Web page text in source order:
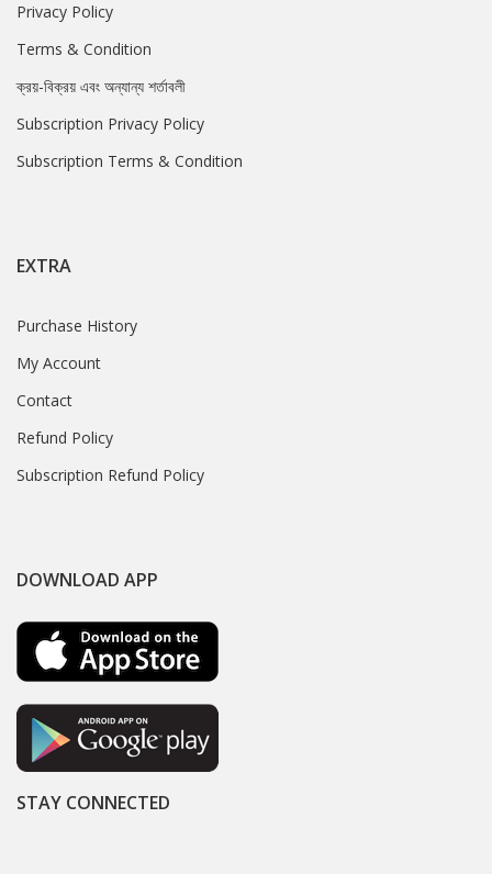
Privacy Policy
Terms & Condition
ক্রয়-বিক্রয় এবং অন্যান্য শর্তাবলী
Subscription Privacy Policy
Subscription Terms & Condition
EXTRA
Purchase History
My Account
Contact
Refund Policy
Subscription Refund Policy
DOWNLOAD APP
STAY CONNECTED